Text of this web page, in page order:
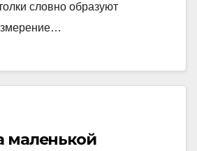
словно образуют
маленькой